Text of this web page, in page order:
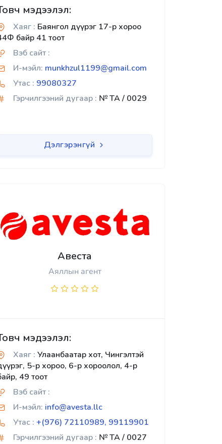
мэдээлэл:
Хаяг : Баянгол дүүрэг 17-р хороо
байр 41 тоот
Вэб сайт :
И-мэйл: munkhzul1199@gmail.com
Утас : 99080327
Гэрчилгээний дугаар : № TA / 0029
Дэлгэрэнгүй
Авеста
Аяллын агент
мэдээлэл:
Хаяг : Улаанбаатар хот, Чингэлтэй
5-р хороо, 6-р хороолол, 4-р
49 тоот
Вэб сайт :
И-мэйл: info@avesta.llc
Утас : +(976) 72110989, 99119901
Гэрчилгээний дугаар : № TA / 0027